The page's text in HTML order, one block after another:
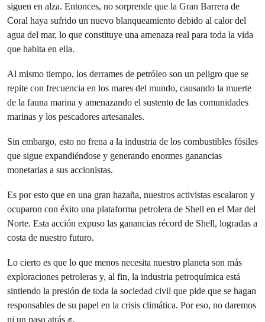
siguen en alza. Entonces, no sorprende que la Gran Barrera de
Coral haya sufrido un nuevo blanqueamiento debido al calor del
agua del mar, lo que constituye una amenaza real para toda la vida
que habita en ella.
Al mismo tiempo, los derrames de petróleo son un peligro que se
repite con frecuencia en los mares del mundo, causando la muerte
de la fauna marina y amenazando el sustento de las comunidades
marinas y los pescadores artesanales.
Sin embargo, esto no frena a la industria de los combustibles fósiles
que sigue expandiéndose y generando enormes ganancias
monetarias a sus accionistas.
Es por esto que en una gran hazaña, nuestros activistas escalaron y
ocuparon con éxito una plataforma petrolera de Shell en el Mar del
Norte. Esta acción expuso las ganancias récord de Shell, logradas a
costa de nuestro futuro.
Lo cierto es que lo que menos necesita nuestro planeta son más
exploraciones petroleras y, al fin, la industria petroquímica está
sintiendo la presión de toda la sociedad civil que pide que se hagan
responsables de su papel en la crisis climática. Por eso, no daremos
ni un paso atrás ✊.